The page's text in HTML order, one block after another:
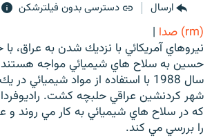
گزارش‌های تصویری
گزارش‌های ویدئویی
زنان فردا
English
به ما بپیوندید
ارسال
دسترسی بدون فیلترشکن
(rm) صدا
|
نيروهاي آمريكائي با نزديك شدن به عراق،
حسين به سلاح هاي شيميائي مواجه
شهر كردنشين عراقي حلبچه كشت.
كه در سلاح هاي شيميائي به كار مي روند و
را بررسي مي كند.